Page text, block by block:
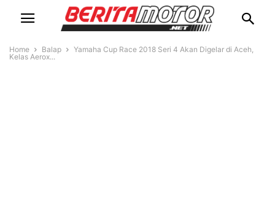
Home Balap
Yamaha Cup Race 2018 Seri 4 Akan Digelar di Aceh,
Kelas Aerox...